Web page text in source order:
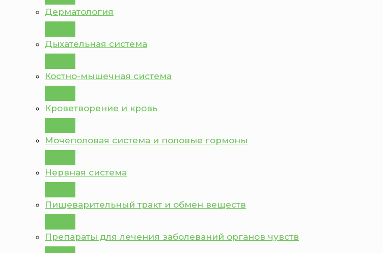
Дерматология
Дыхательная система
Костно-мышечная система
Кроветворение и кровь
Мочеполовая система и половые гормоны
Нервная система
Пищеварительный тракт и обмен веществ
Препараты для лечения заболеваний органов чувств